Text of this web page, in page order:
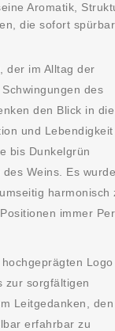
Aromatik,
die sofort spürbar
der im Alltag der
des
den Blick in die
und Lebendigkeit
bis Dunkelgrün
Weins. Es wurde
harmonisch
immer
Logo
zur sorgfältigen
Leitgedanken, den
erfahrbar zu